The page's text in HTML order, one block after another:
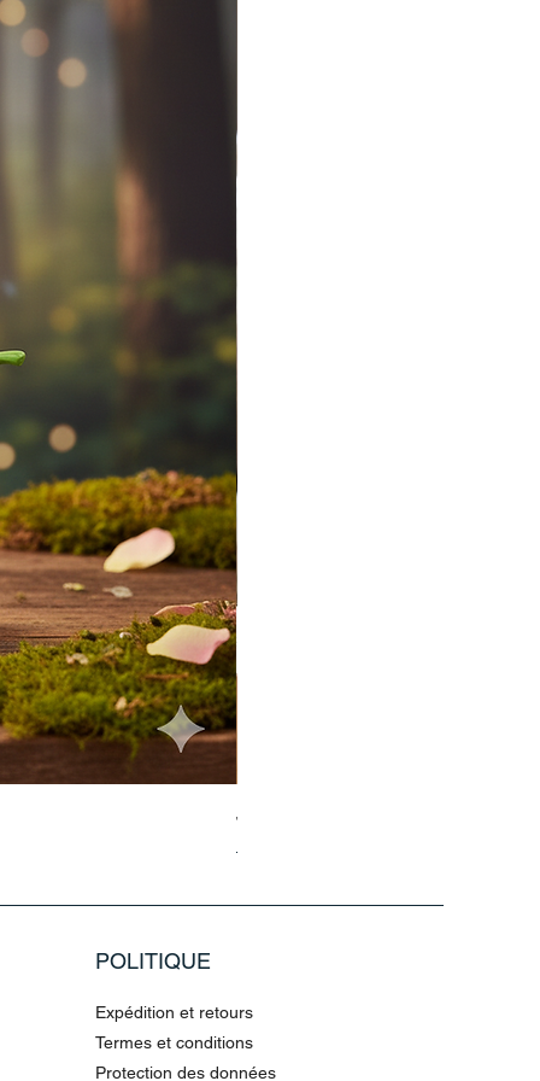
Jasmin Aladdin Sammlerfigur Jim
Prix original
199,90 €
POLITIQUE
Expédition et retours
Termes et conditions
Protection des données